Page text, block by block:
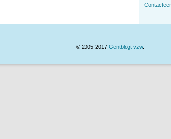
© 2005-2017 Gentblogt vzw.